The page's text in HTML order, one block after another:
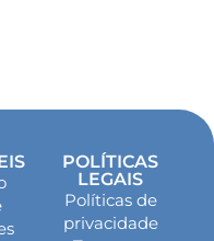
POLÍTICAS
LEGAIS
Políticas de
privacidade